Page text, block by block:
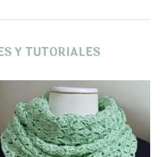
Y TUTORIALES